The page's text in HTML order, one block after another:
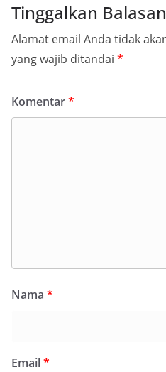
Tinggalkan Balasan
Alamat email Anda tidak
yang wajib ditandai *
Komentar*
Nama *
Email*